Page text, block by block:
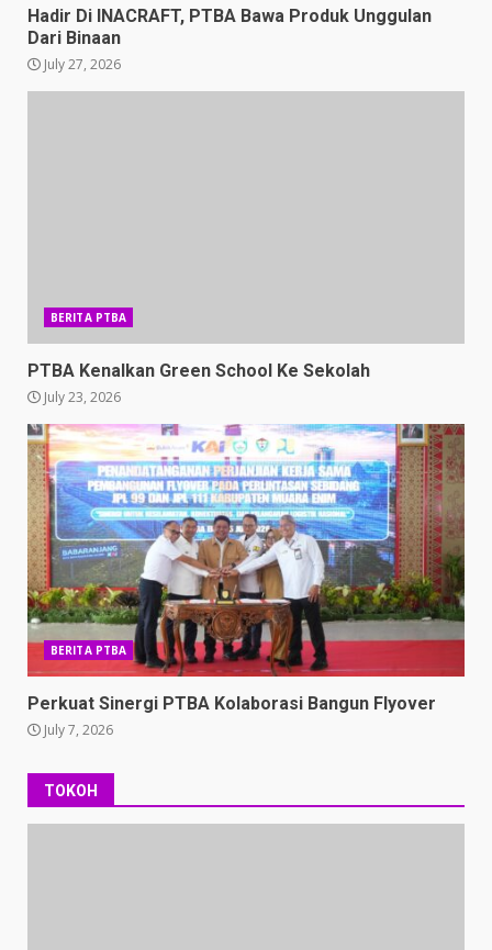
Hadir Di INACRAFT, PTBA Bawa Produk Unggulan
Dari Binaan
July 27, 2026
BERITA PTBA
PTBA Kenalkan Green School Ke Sekolah
July 23, 2026
BERITA PTBA
Perkuat Sinergi PTBA Kolaborasi Bangun Flyover
July 7, 2026
TOKOH